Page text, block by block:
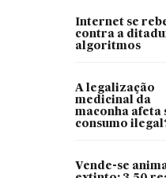
Internet se
contra a
algoritmos
A legalização
medicinal da
maconha afeta
consumo
Vende-se